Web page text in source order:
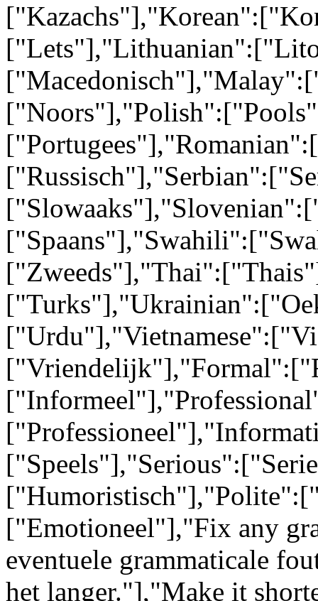
["Emotioneel"],"Fix any
eventuele grammaticale
het langer."],"Make it